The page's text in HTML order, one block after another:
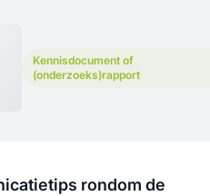
Kennisdocument of
(onderzoeks)rapport
rondom de